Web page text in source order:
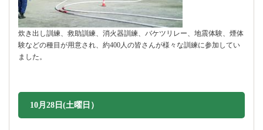
炊き出し訓練、救助訓練、消火器訓練、バケツリレー、地震体験、煙体
験などの種目が用意され、約400人の皆さんが様々な訓練に参加してい
ました。
10月28日(土曜日）